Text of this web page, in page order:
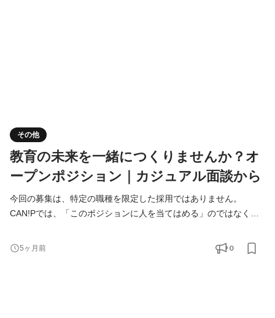
その他
教育の未来を一緒につくりませんか？オ
ープンポジション｜カジュアル面談から
今回の募集は、特定の職種を限定した採用ではありません。
CAN!Pでは、「このポジションに人を当てはめる」のではなく、
にしています。 まずはカジュアル面談でお話ししながら、 「どん
な関わり方ができそうか」を一緒に考えていければと思っていま
5ヶ月前 0